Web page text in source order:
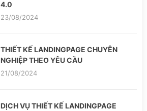
4.0
23/08/2024
THIẾT KẾ LANDINGPAGE CHUYÊN
NGHIỆP THEO YÊU CẦU
21/08/2024
DỊCH VỤ THIẾT KẾ LANDINGPAGE